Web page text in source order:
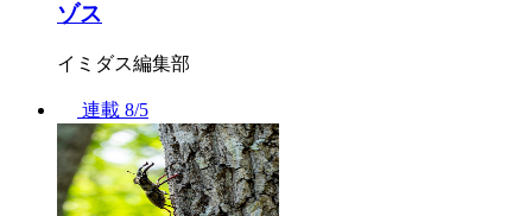
ゾス
イミダス編集部
連載 8/5